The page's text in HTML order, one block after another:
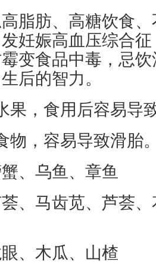
肪、高糖饮食、
妊娠高血压综合
变食品中毒，忌
后的智力。
，食用后容易导
，容易导致滑胎
乌鱼、章鱼
马齿苋、芦荟、
木瓜、山楂